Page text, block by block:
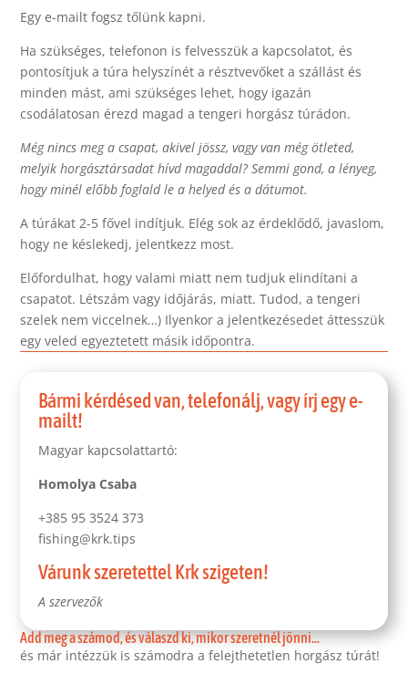
Egy e-mailt fogsz tőlünk kapni.
Ha szükséges, telefonon is felvesszük a kapcsolatot, és
pontosítjuk a túra helyszínét a résztvevőket a szállást és
minden mást, ami szükséges lehet, hogy igazán
csodálatosan érezd magad a tengeri horgász túrádon.
Még nincs meg a csapat, akivel jössz, vagy van még ötleted,
melyik horgásztársadat hívd magaddal? Semmi gond, a lényeg,
hogy minél előbb foglald le a helyed és a dátumot.
A túrákat 2-5 fővel indítjuk. Elég sok az érdeklődő, javaslom,
hogy ne késlekedj, jelentkezz most.
Előfordulhat, hogy valami miatt nem tudjuk elindítani a
csapatot. Létszám vagy időjárás, miatt. Tudod, a tengeri
szelek nem viccelnek…) Ilyenkor a jelentkezésedet áttesszük
egy veled egyeztetett másik időpontra.
Bármi kérdésed van, telefonálj, vagy írj egy e-
mailt!
Magyar kapcsolattartó:
Homolya Csaba
‭+385 95 3524 373
fishing@krk.tips
Várunk szeretettel Krk szigeten!
A szervezők
Add meg a számod, és válaszd ki, mikor szeretnél jönni...
és már intézzük is számodra a felejthetetlen horgász túrát!